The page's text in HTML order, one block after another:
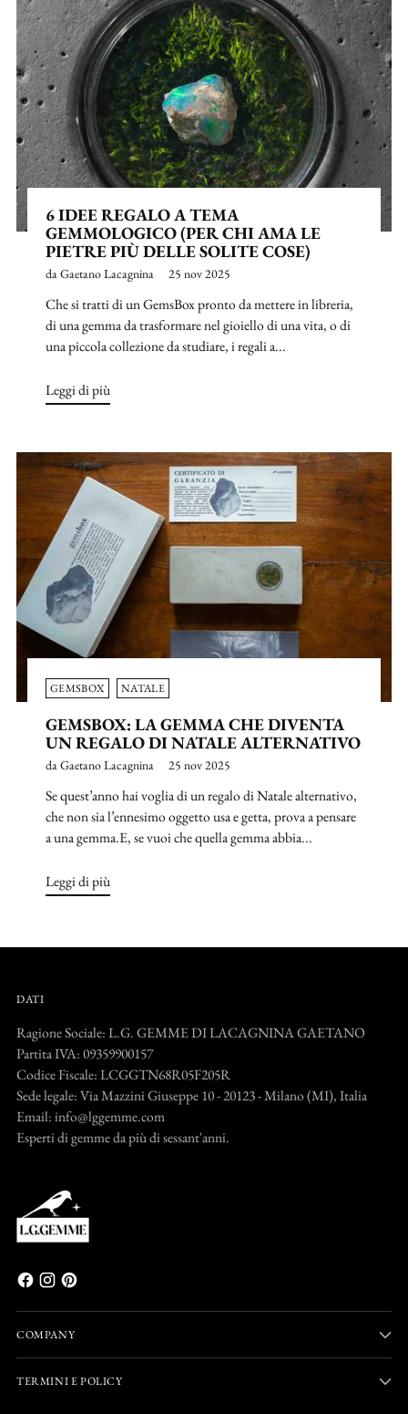
6 IDEE REGALO A TEMA
GEMMOLOGICO (PER CHI AMA LE
PIETRE PIÙ DELLE SOLITE COSE)
da Gaetano Lacagnina 25 nov 2025
Che si tratti di un GemsBox pronto da mettere in libreria,
di una gemma da trasformare nel gioiello di una vita, o di
una piccola collezione da studiare, i regali a...
Leggi di più
GEMSBOX NATALE
GEMSBOX: LA GEMMA CHE DIVENTA
UN REGALO DI NATALE ALTERNATIVO
da Gaetano Lacagnina 25 nov 2025
Se quest’anno hai voglia di un regalo di Natale alternativo,
che non sia l’ennesimo oggetto usa e getta, prova a pensare
a una gemma.E, se vuoi che quella gemma abbia...
Leggi di più
DATI
Ragione Sociale: L.G. GEMME DI LACAGNINA GAETANO
Partita IVA: 09359900157
Codice Fiscale: LCGGTN68R05F205R
Sede legale: Via Mazzini Giuseppe 10 - 20123 - Milano (MI), Italia
Email: info@lggemme.com
Esperti di gemme da più di sessant'anni.
COMPANY
TERMINI E POLICY